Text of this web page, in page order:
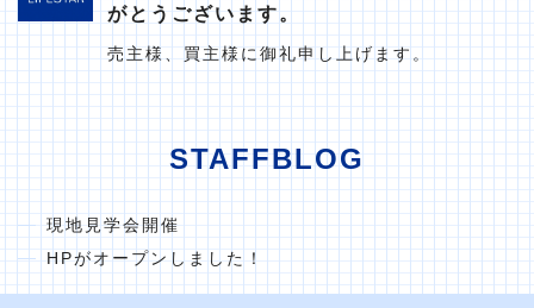
がとうございます。
売主様、買主様に御礼申し上げます。
STAFFBLOG
現地見学会開催
HPがオープンしました！